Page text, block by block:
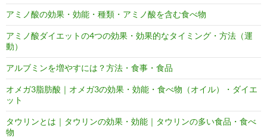
アミノ酸の効果・効能・種類・アミノ酸を含む食べ物
アミノ酸ダイエットの4つの効果・効果的なタイミング・方法（運
動）
アルブミンを増やすには？方法・食事・食品
オメガ3脂肪酸｜オメガ3の効果・効能・食べ物（オイル）・ダイエ
ット
タウリンとは｜タウリンの効果・効能｜タウリンの多い食品・食べ
物